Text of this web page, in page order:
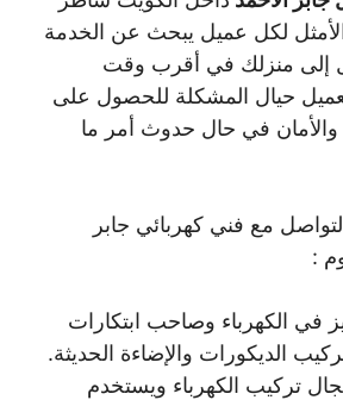
لكل عميل يبحث عن الخدمة
إلى منزلك في أقرب وقت
حيال المشكلة للحصول على
والأمان في حال حدوث أمر ما
مع فني كهربائي جابر
:
في الكهرباء وصاحب ابتكارات
الديكورات والإضاءة الحديثة.
تركيب الكهرباء ويستخدم